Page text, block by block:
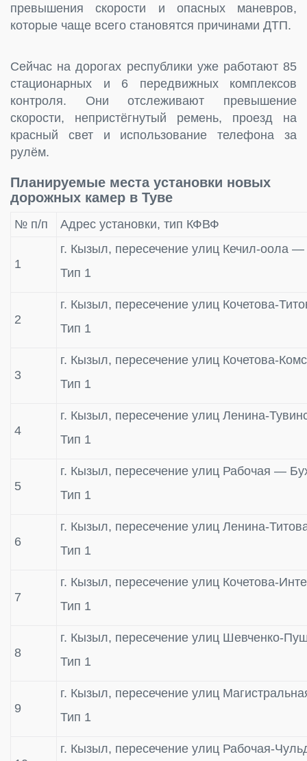
превышения скорости и опасных маневров,
которые чаще всего становятся причинами ДТП.
Сейчас на дорогах республики уже работают 85
стационарных и 6 передвижных комплексов
контроля. Они отслеживают превышение
скорости, непристёгнутый ремень, проезд на
красный свет и использование телефона за
рулём.
Планируемые места установки новых
дорожных камер в Туве
№ п/п Адрес установки, тип КФВФ
1
г. Кызыл, пересечение улиц Кечил-оола —
Тип 1
2
г. Кызыл, пересечение улиц Кочетова-
Тип 1
3
г. Кызыл, пересечение улиц Кочетова-
Тип 1
4
г. Кызыл, пересечение улиц Ленина-
Тип 1
5
г. Кызыл, пересечение улиц Рабочая —
Тип 1
6
г. Кызыл, пересечение улиц Ленина-
Тип 1
7
г. Кызыл, пересечение улиц Кочетова-
Тип 1
8
г. Кызыл, пересечение улиц Шевченко-
Тип 1
9
г. Кызыл, пересечение улиц
Тип 1
г. Кызыл, пересечение улиц Рабочая-